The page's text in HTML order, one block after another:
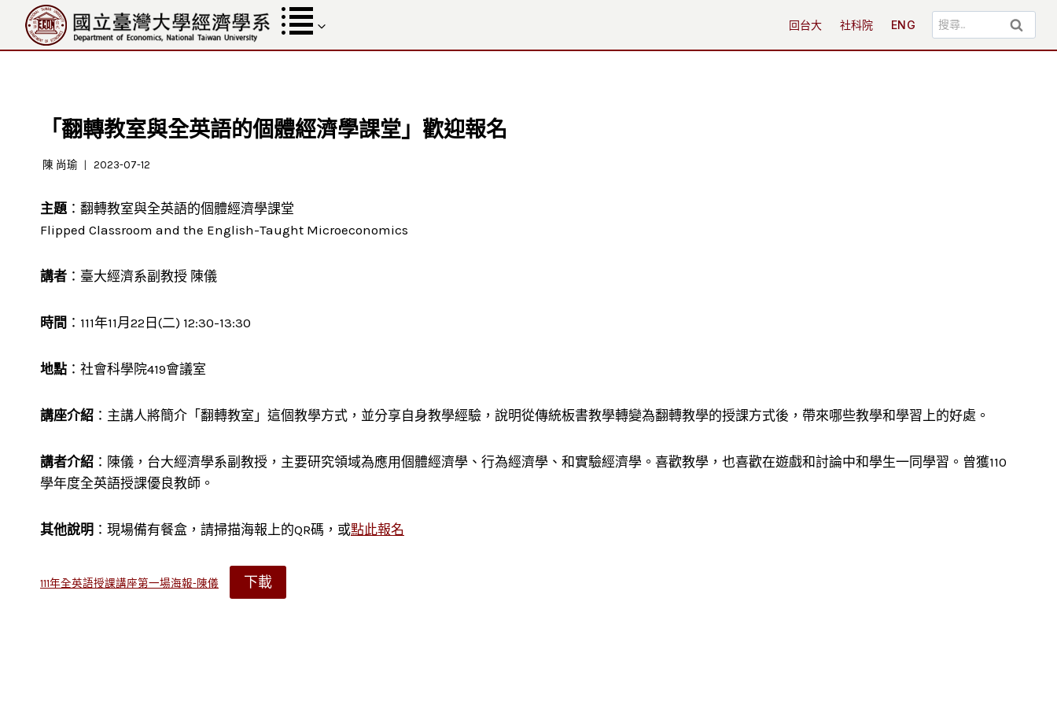
內
回台大 社科院 ENG
搜
尋
「翻轉教室與全英語的個體經濟學課堂」歡迎報名
陳 尚瑜 2023-07-12
主題 ：翻轉教室與全英語的個體經濟學課堂
Flipped Classroom and the English-Taught Microeconomics
講者 ：臺大經濟系副教授 陳儀
時間 ：111年11月22日(二) 12:30-13:30
地點 ：社會科學院419會議室
講座介紹 ：主講人將簡介「翻轉教室」這個教學方式，並分享自身教學經驗，說明從傳統板書教學轉變為翻轉教學的授課方式後，帶來哪些教學和學習上的好處。
講者介紹 ：陳儀，台大經濟學系副教授，主要研究領域為應用個體經濟學、行為經濟學、和實驗經濟學。喜歡教學，也喜歡在遊戲和討論中和學生一同學習。曾獲110
學年度全英語授課優良教師。
其他說明 ：現場備有餐盒，請掃描海報上的QR碼，或點此報名
111年全英語授課講座第一場海報-陳儀 下載